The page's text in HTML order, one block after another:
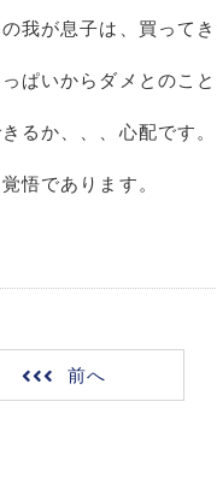
我が息子は、買って
ぱいからダメとのこと
るか、、、心配です。
悟であります。
前へ